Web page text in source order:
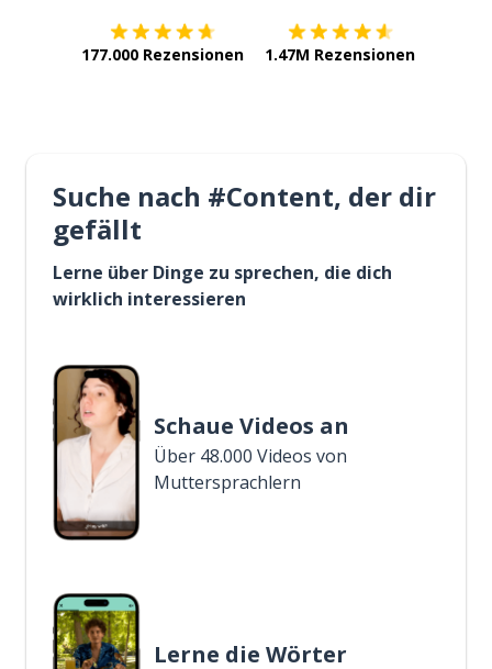
177.000 Rezensionen 1.47M Rezensionen
Suche nach #Content, der dir
gefällt
Lerne über Dinge zu sprechen, die dich
wirklich interessieren
Schaue Videos an
Über 48.000 Videos von
Muttersprachlern
Lerne die Wörter